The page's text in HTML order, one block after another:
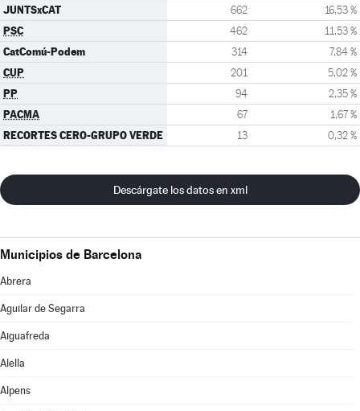
JUNTSxCAT 662 16,53 %
PSC 462 11,53 %
CatComú-Podem 314 7,84 %
CUP 201 5,02 %
PP 94 2,35 %
PACMA 67 1,67 %
RECORTES CERO-GRUPO VERDE 13 0,32 %
Descárgate los datos en xml
Municipios de Barcelona
Abrera
Aguilar de Segarra
Aiguafreda
Alella
Alpens